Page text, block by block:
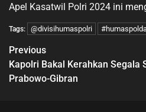
Apel Kasatwil Polri 2024 ini
Tags: @divisihumaspolri
Previous
Kapolri Bakal Kerahkan Segala
Prabowo-Gibran